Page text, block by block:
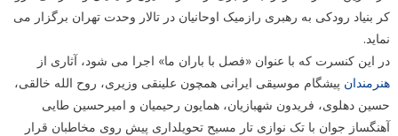
کر بنیاد رودکی به رهبری رازمیک اوحانیان در تالار وحدت تهران برگزار می
نماید.
در این کنسرت که با عنوان «فصل با باران ما» اجرا می شود، آثاری از
هنرمندان پیشگام موسیقی ایرانی همچون علینقی وزیری، روح الله خالقی،
حسین دهلوی، فریدون شهبازیان، همایون رحیمیان و امیرحسین طایی
آهنگساز جوان با تک نوازی تار مسیح تحویلداری پیش روی مخاطبان قرار